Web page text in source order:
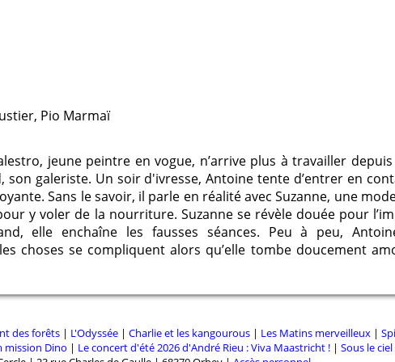
Google Chrome Mozilla Firefox
Pio Marmaï
jeune peintre en vogue, n’arrive plus à travailler
galeriste. Un soir d'ivresse, Antoine tente d’entrer en
Sans le savoir, il parle en réalité avec Suzanne, une
y voler de la nourriture. Suzanne se révèle douée pour
elle enchaîne les fausses séances. Peu à peu,
choses se compliquent alors qu’elle tombe doucement
des forêts| L'Odyssée| Charlie et les kangourous| Les Matins merveilleux|
mission Dino | Le concert d'été 2026 d'André Rieu : Viva Maastricht !| Sous le